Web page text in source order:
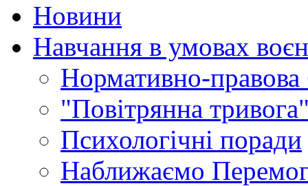
Новини
Навчання в умовах
Нормативно-правова
"Повітрянна
Психологічні поради
Наближаємо